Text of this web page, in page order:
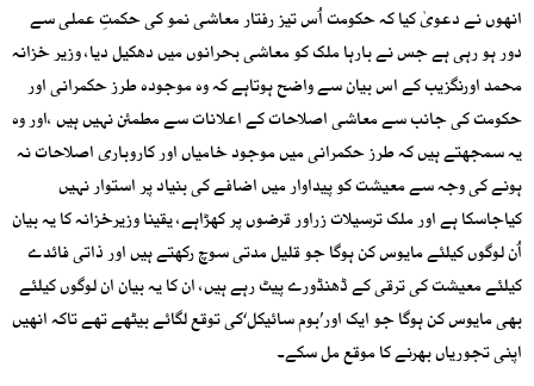
انھوں نے دعویٰ کیا کہ حکومت اُس تیز رفتار معاشی نمو کی حکمتِ عملی سے
دور ہو رہی ہے جس نے بارہا ملک کو معاشی بحرانوں میں دھکیل دیا، وزیر خزانہ
محمد اورنگزیب کے اس بیان سے واضح ہوتاہے کہ وہ موجودہ طرز حکمرانی اور
حکومت کی جانب سے معاشی اصلاحات کے اعلانات سے مطمئن نہیں ہیں ،اور وہ
یہ سمجھتے ہیں کہ طرز حکمرانی میں موجود خامیاں اور کاروباری اصلاحات نہ
ہونے کی وجہ سے معیشت کو پیداوار میں اضافے کی بنیاد پر استوار نہیں
کیاجاسکا ہے اور ملک ترسیلات زراور قرضوں پر کھڑاہے، یقینا وزیرخزانہ کا یہ بیان
اُن لوگوں کیلئے مایوس کن ہوگا جو قلیل مدتی سوچ رکھتے ہیں اور ذاتی فائدے
کیلئے معیشت کی ترقی کے ڈھنڈورے پیٹ رہے ہیں، ان کا یہ بیان ان لوگوں کیلئے
بھی مایوس کن ہوگا جو ایک اور’بوم سائیکل‘کی توقع لگائے بیٹھے تھے تاکہ انھیں
اپنی تجوریاں بھرنے کا موقع مل سکے۔